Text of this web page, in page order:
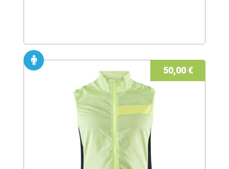
50,00 €